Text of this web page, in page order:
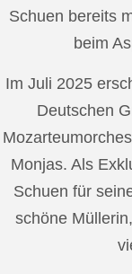
Schuen bereits
beim
Im Juli 2025
Deutschen
Monjas. Als
Schuen für
schöne